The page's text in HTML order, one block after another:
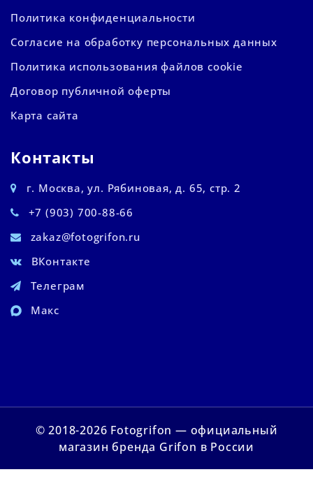
Политика конфиденциальности
Согласие на обработку персональных данных
Политика использования файлов cookie
Договор публичной оферты
Карта сайта
Контакты
г. Москва, ул. Рябиновая, д. 65, стр. 2
+7 (903) 700-88-66
zakaz@fotogrifon.ru
ВКонтакте
Телеграм
Макс
© 2018-2026 Fotogrifon — официальный
магазин бренда Grifon в России